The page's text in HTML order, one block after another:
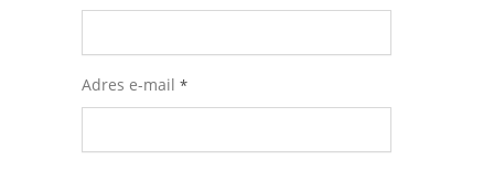
Adres e-mail *